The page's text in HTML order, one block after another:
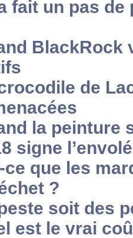
fait un pas de
BlackRock
de
la peinture
signe
ce que les
?
soit des
est le vrai